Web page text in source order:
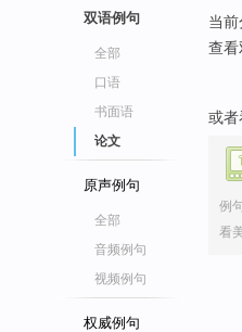
双语例句
全部
口语
书面语
论文
原声例句
全部
音频例句
视频例句
权威例句
当
查看
或者
例
看